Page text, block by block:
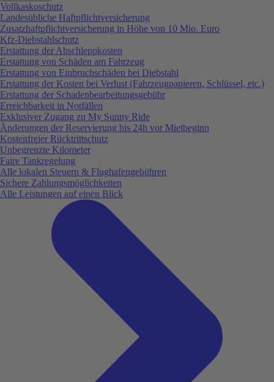
Vollkaskoschutz
Landesübliche Haftpflichtversicherung
Zusatzhaftpflichtversicherung in Höhe von 10 Mio. Euro
Kfz-Diebstahlschutz
Erstattung der Abschleppkosten
Erstattung von Schäden am Fahrzeug
Erstattung von Einbruchschäden bei Diebstahl
Erstattung der Kosten bei Verlust (Fahrzeugpapieren, Schlüssel, etc.)
Erstattung der Schadenbearbeitungsgebühr
Erreichbarkeit in Notfällen
Exklusiver Zugang zu My Sunny Ride
Änderungen der Reservierung bis 24h vor Mietbeginn
Kostenfreier Rücktrittschutz
Unbegrenzte Kilometer
Faire Tankregelung
Alle lokalen Steuern & Flughafengebühren
Sichere Zahlungsmöglichkeiten
Alle Leistungen auf einen Blick